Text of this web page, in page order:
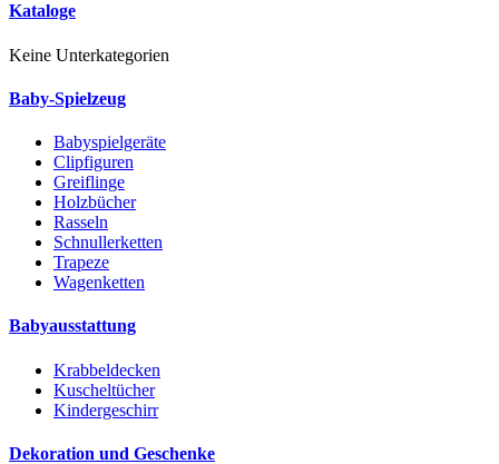
Kataloge
Keine Unterkategorien
Baby-Spielzeug
Babyspielgeräte
Clipfiguren
Greiflinge
Holzbücher
Rasseln
Schnullerketten
Trapeze
Wagenketten
Babyausstattung
Krabbeldecken
Kuscheltücher
Kindergeschirr
Dekoration und Geschenke